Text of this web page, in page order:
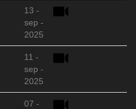
13 -
sep -
2025
11 -
sep -
2025
07 -